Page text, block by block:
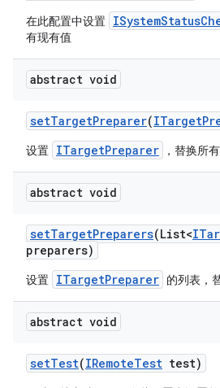
在此配置中设置
有现有值
abstract void
setTargetPreparer(ITarget
设置 ITargetPreparer ，替换所
abstract void
setTargetPreparers(List<
preparers)
设置 ITargetPreparer 的列表，
abstract void
setTest(IRemoteTest test)